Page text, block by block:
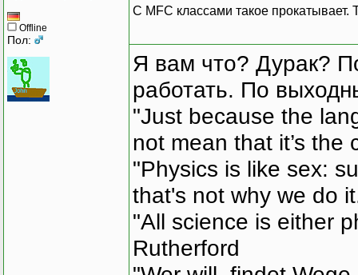
Offline
Пол:
С MFC классами такое прокатывает.
Я вам что? Дурак?
работать. По
"Just because the
not mean that it’s the
"Physics is like sex:
that's not why we do
"All science is either
Rutherford